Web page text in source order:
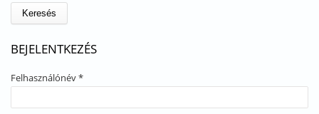
BEJELENTKEZÉS
Felhasználónév*